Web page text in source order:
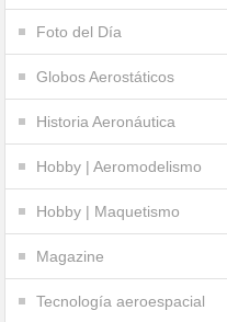
Foto del Día
Globos Aerostáticos
Historia Aeronáutica
Hobby | Aeromodelismo
Hobby | Maquetismo
Magazine
Tecnología aeroespacial